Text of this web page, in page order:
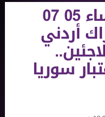
نشرة أخبار المساء 05 07
أردني
سوريا